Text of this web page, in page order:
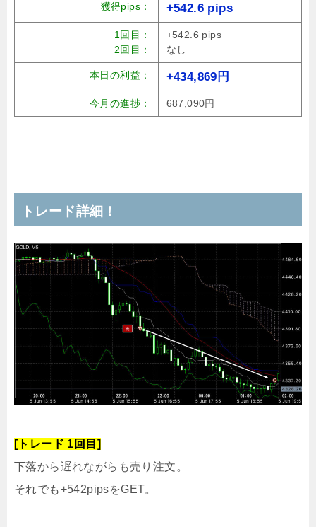
獲得pips： +542.6 pips
1回目：
2回目：
+542.6 pips
なし
本日の利益： +434,869円
今月の進捗： 687,090円
トレード詳細！
[トレード 1回目]
下落から遅れながらも売り注文。
それでも+542pipsをGET。